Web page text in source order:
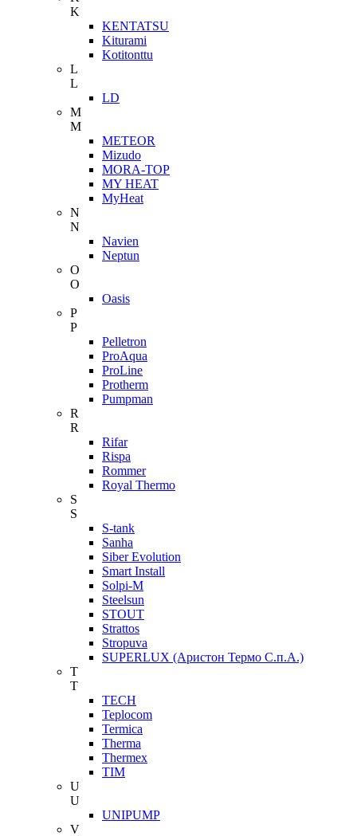
K
KENTATSU
Kiturami
Kotitonttu
L
L
LD
M
M
METEOR
Mizudo
MORA-TOP
MY HEAT
MyHeat
N
N
Navien
Neptun
O
O
Oasis
P
P
Pelletron
ProAqua
ProLine
Protherm
Pumpman
R
R
Rifar
Rispa
Rommer
Royal Thermo
S
S
S-tank
Sanha
Siber Evolution
Smart Install
Solpi-M
Steelsun
STOUT
Strattos
Stropuva
SUPERLUX (Аристон Термо С.п.А.)
T
T
TECH
Teplocom
Termica
Therma
Thermex
TIM
U
U
UNIPUMP
V